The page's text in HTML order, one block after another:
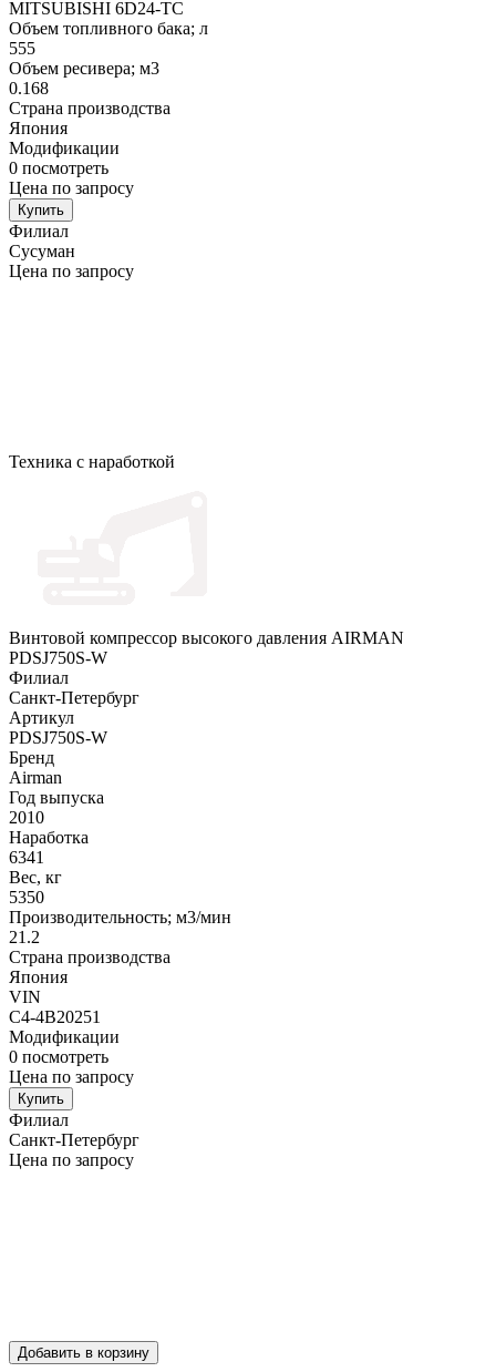
MITSUBISHI 6D24-TC
Объем топливного бака; л
555
Объем ресивера; м3
0.168
Страна производства
Япония
Модификации
0 посмотреть
Цена по запросу
Купить
Филиал
Сусуман
Цена по запросу
Техника с наработкой
Винтовой компрессор высокого давления AIRMAN
PDSJ750S-W
Филиал
Санкт-Петербург
Артикул
PDSJ750S-W
Бренд
Airman
Год выпуска
2010
Наработка
6341
Вес, кг
5350
Производительность; м3/мин
21.2
Страна производства
Япония
VIN
C4-4B20251
Модификации
0 посмотреть
Цена по запросу
Купить
Филиал
Санкт-Петербург
Цена по запросу
Добавить в корзину